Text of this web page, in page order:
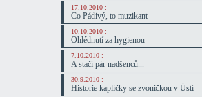
17.10.2010 :
Co Pádivý, to muzikant
10.10.2010 :
Ohlédnutí za hygienou
7.10.2010 :
A stačí pár nadšenců...
30.9.2010 :
Historie kapličky se zvoničkou v Ústí